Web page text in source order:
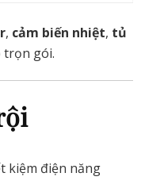
, cảm biến nhiệt, tủ
trọn gói.
kiệm điện năng